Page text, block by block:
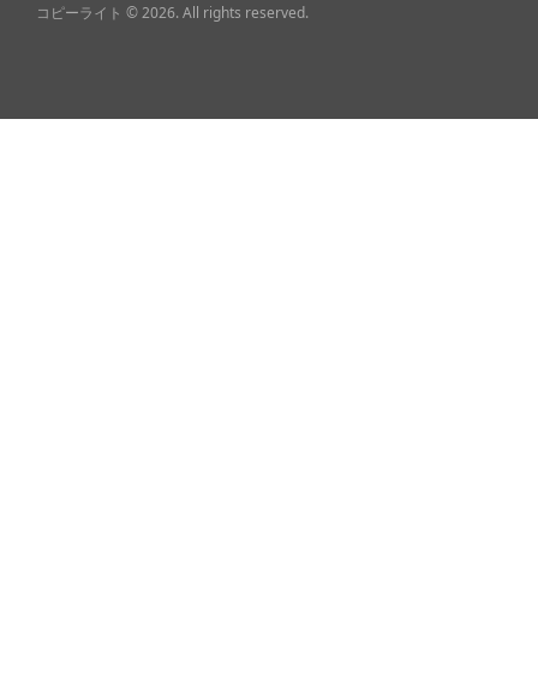
コピーライト © 2026. All rights reserved.